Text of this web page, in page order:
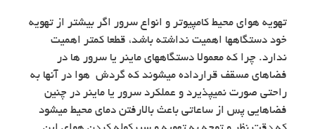
تهویه هوای محیط کامپیوتر و انواع سرور اگر بیشتر از تهویه
خود دستگاهها اهمیت نداشته باشد، قطعا کمتر اهمیت
ندارد. چرا که معمولا دستگاههای ماینر یا سرور ها در
فضاهای مسقف قرارداده میشوند که گردش هوا در آنها به
راحتی صورت نمیپذیرد و عملکرد سرور یا ماینر در چنین
فضاهایی پس از ساعاتی باعث بالارفتن دمای محیط میشود